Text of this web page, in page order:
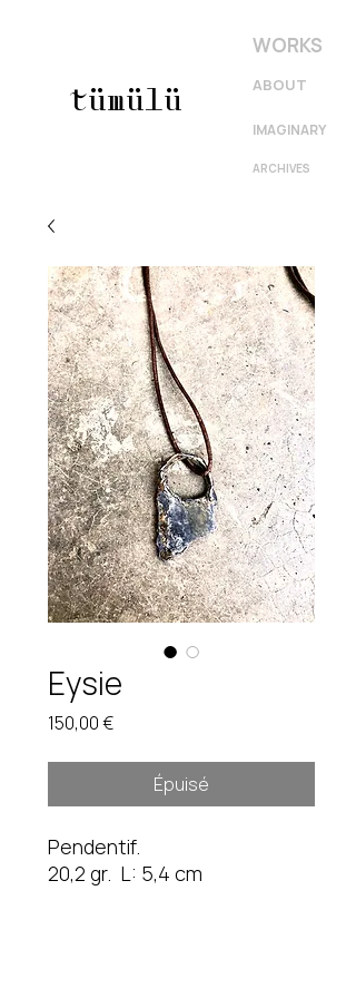
WORKS
tümülü
ARCHIVES
IMAGINARY
ABOUT
Eysie
150,00 €
Épuisé
Pendentif.
20,2 gr. L: 5,4 cm